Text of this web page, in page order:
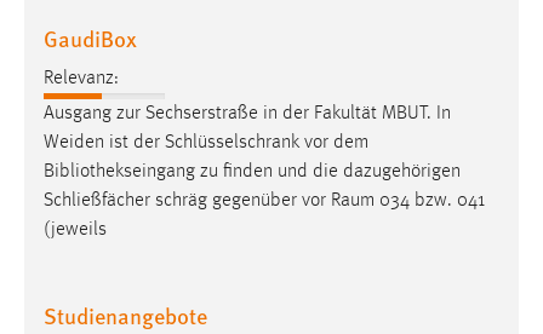
GaudiBox
Relevanz:
Ausgang zur Sechserstraße in der Fakultät MBUT. In
Weiden ist der Schlüsselschrank vor dem
Bibliothekseingang zu finden und die dazugehörigen
Schließfächer schräg gegenüber vor Raum 034 bzw. 041
(jeweils
Studienangebote